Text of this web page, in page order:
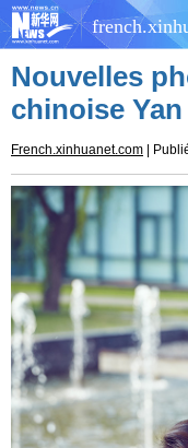
CHINE
CULTURE
SCI&TECH
TOURISME
DOSSIERS
Nouvelles
chinoise Yan
French.xinhuanet.com |